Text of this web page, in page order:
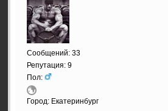
Сообщений: 33
Репутация: 9
Пол:
Город: Екатеринбург